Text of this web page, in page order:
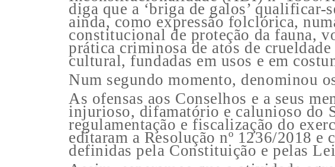
diga que a ‘briga de galos’
ainda, como expressão folclórica,
constitucional de proteção da fauna,
prática criminosa de atos de
cultural, fundadas em usos e em
Num segundo momento, denominou
As ofensas aos Conselhos e a seus
injurioso, difamatório e calunioso do
regulamentação e fiscalização do
editaram a Resolução nº 1236/2018
definidas pela Constituição e pelas